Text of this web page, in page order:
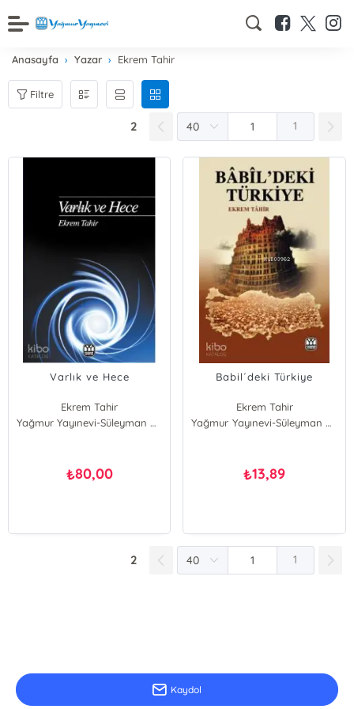
Anasayfa Yazar Ekrem Tahir
Filtre
2 1
Varlık ve Hece
Ekrem Tahir
Yağmur Yayınevi-Süleyman Özdemir
₺80,00
Babil´deki Türkiye
Ekrem Tahir
Yağmur Yayınevi-Süleyman Özdemir
₺13,89
2 1
Kaydol